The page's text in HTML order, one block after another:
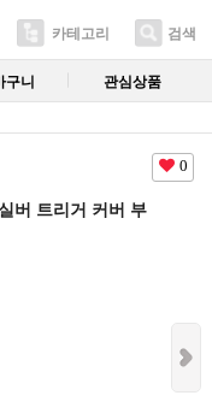
카테고리 검색
구니 관심상품
0
버 트리거 커버 부